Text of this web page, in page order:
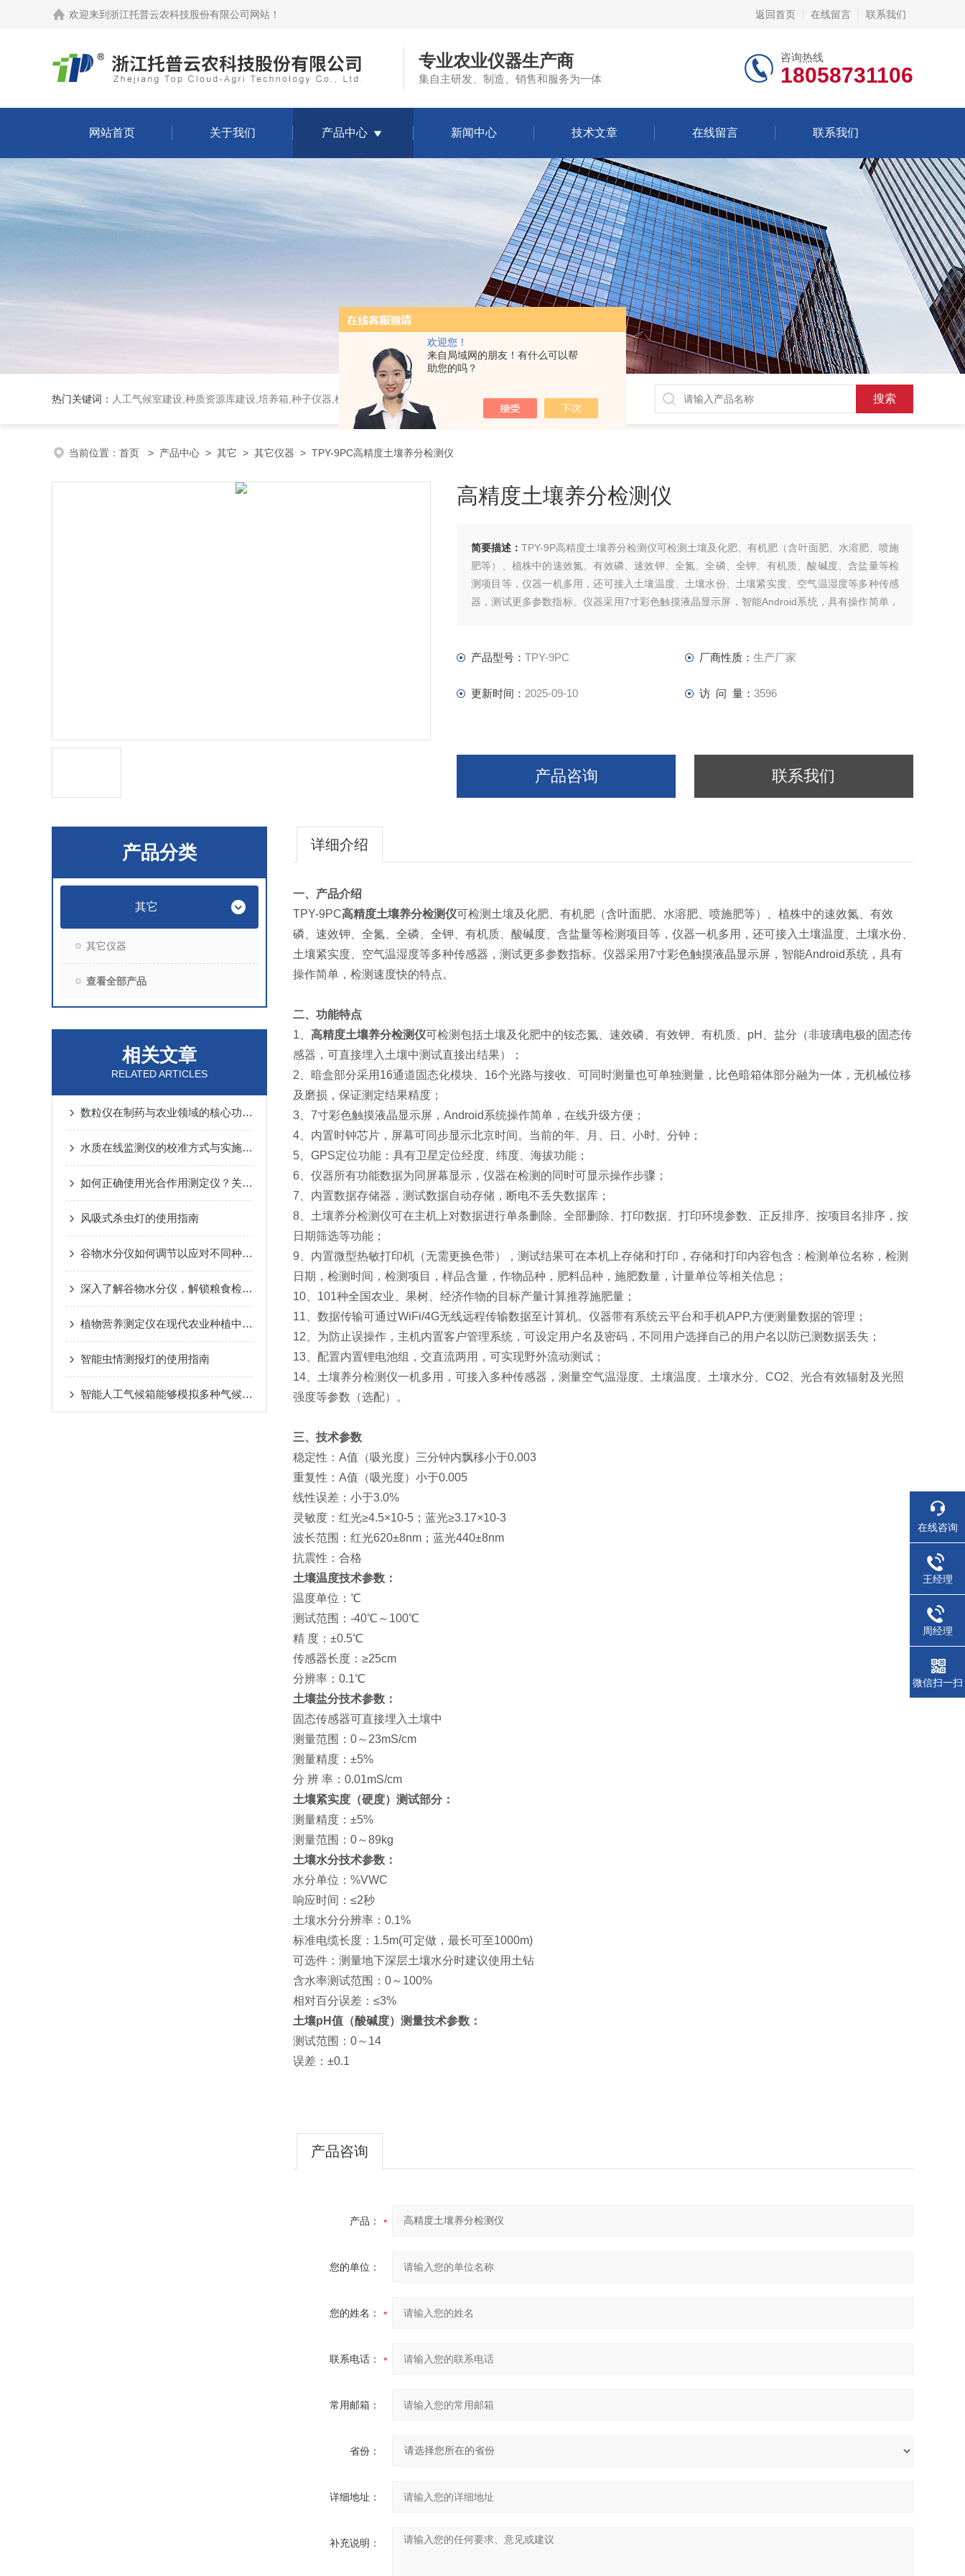
欢迎您！
来自局域网的朋友！有什么可以帮
助您的吗？
欢迎来到 浙江托普云农科技股份有限公司网站 ！ 返回首页 在线留言 联系我们
专业农业仪器生产商
集自主研发、制造、销售和服务为一体
咨询热线
18058731106
网站首页 关于我们 产品中心 新闻中心 技术文章 在线留言 联系我们
热门关键词： 人工气候室建设,种质资源库建设,培养箱,种子仪器,植物生理仪器,植保仪器,土壤仪器,环境气象仪器
当前位置： 首页 > 产品中心 > 其它 > 其它仪器 > TPY-9PC高精度土壤养分检测仪
高精度土壤养分检测仪
简要描述：TPY-9P高精度土壤养分检测仪可检测土壤及化肥、有机肥（含叶面肥、水溶肥、喷施
肥等）、植株中的速效氮、有效磷、速效钾、全氮、全磷、全钾、有机质、酸碱度、含盐量等检
测项目等，仪器一机多用，还可接入土壤温度、土壤水份、土壤紧实度、空气温湿度等多种传感
器，测试更多参数指标。仪器采用7寸彩色触摸液晶显示屏，智能Android系统，具有操作简单，
产品型号： TPY-9PC 厂商性质： 生产厂家
更新时间： 2025-09-10 访 问 量： 3596
产品咨询 联系我们
产品分类
其它
其它仪器
查看全部产品
相关文章
RELATED ARTICLES
数粒仪在制药与农业领域的核心功能解析
水质在线监测仪的校准方式与实施要点
如何正确使用光合作用测定仪？关键步骤与避坑建议
风吸式杀虫灯的使用指南
谷物水分仪如何调节以应对不同种类的谷物测量
深入了解谷物水分仪，解锁粮食检测新体验
植物营养测定仪在现代农业种植中的应用价值与实际作用
智能虫情测报灯的使用指南
智能人工气候箱能够模拟多种气候条件
详细介绍
一、产品介绍
TPY-9PC高精度土壤养分检测仪可检测土壤及化肥、有机肥（含叶面肥、水溶肥、喷施肥等）、植株中的速效氮、有效
磷、速效钾、全氮、全磷、全钾、有机质、酸碱度、含盐量等检测项目等，仪器一机多用，还可接入土壤温度、土壤水份、
土壤紧实度、空气温湿度等多种传感器，测试更多参数指标。仪器采用7寸彩色触摸液晶显示屏，智能Android系统，具有
操作简单，检测速度快的特点。
二、功能特点
1、 高精度土壤养分检测仪可检测包括土壤及化肥中的铵态氮、速效磷、有效钾、有机质、pH、盐分（非玻璃电极的固态传
感器，可直接埋入土壤中测试直接出结果）；
2、暗盒部分采用16通道固态化模块、16个光路与接收、可同时测量也可单独测量，比色暗箱体部分融为一体，无机械位移
及磨损，保证测定结果精度；
3、7寸彩色触摸液晶显示屏，Android系统操作简单，在线升级方便；
4、内置时钟芯片，屏幕可同步显示北京时间。当前的年、月、日、小时、分钟；
5、GPS定位功能：具有卫星定位经度、纬度、海拔功能；
6、仪器所有功能数据为同屏幕显示，仪器在检测的同时可显示操作步骤；
7、内置数据存储器，测试数据自动存储，断电不丢失数据库；
8、土壤养分检测仪可在主机上对数据进行单条删除、全部删除、打印数据、打印环境参数、正反排序、按项目名排序，按
日期筛选等功能；
9、内置微型热敏打印机（无需更换色带），测试结果可在本机上存储和打印，存储和打印内容包含：检测单位名称，检测
日期，检测时间，检测项目，样品含量，作物品种，肥料品种，施肥数量，计量单位等相关信息；
10、101种全国农业、果树、经济作物的目标产量计算推荐施肥量；
11、数据传输可通过WiFi/4G无线远程传输数据至计算机。仪器带有系统云平台和手机APP,方便测量数据的管理；
12、为防止误操作，主机内置客户管理系统，可设定用户名及密码，不同用户选择自己的用户名以防已测数据丢失；
13、配置内置锂电池组，交直流两用，可实现野外流动测试；
14、土壤养分检测仪一机多用，可接入多种传感器，测量空气温湿度、土壤温度、土壤水分、CO2、光合有效辐射及光照
强度等参数（选配）。
三、技术参数
稳定性：A值（吸光度）三分钟内飘移小于0.003
重复性：A值（吸光度）小于0.005
线性误差：小于3.0%
灵敏度：红光≥4.5×10-5；蓝光≥3.17×10-3
波长范围：红光620±8nm；蓝光440±8nm
抗震性：合格
土壤温度技术参数：
温度单位：℃
测试范围：-40℃～100℃
精 度：±0.5℃
传感器长度：≥25cm
分辨率：0.1℃
土壤盐分技术参数：
固态传感器可直接埋入土壤中
测量范围：0～23mS/cm
测量精度：±5%
分 辨 率：0.01mS/cm
土壤紧实度（硬度）测试部分：
测量精度：±5%
测量范围：0～89kg
土壤水分技术参数：
水分单位：%VWC
响应时间：≤2秒
土壤水分分辨率：0.1%
标准电缆长度：1.5m(可定做，最长可至1000m)
可选件：测量地下深层土壤水分时建议使用土钻
含水率测试范围：0～100%
相对百分误差：≤3%
土壤pH值（酸碱度）测量技术参数：
测试范围：0～14
误差：±0.1
产品咨询
产品：
您的单位：
您的姓名：
联系电话：
常用邮箱：
省份：
详细地址：
补充说明：
在线咨询
王经理
周经理
微信扫一扫